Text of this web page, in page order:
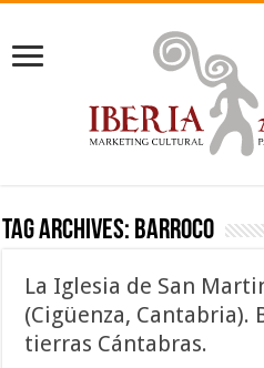
Tag Archives: barroco
La Iglesia de San
(Cigüenza, Cantabria).
tierras Cántabras.